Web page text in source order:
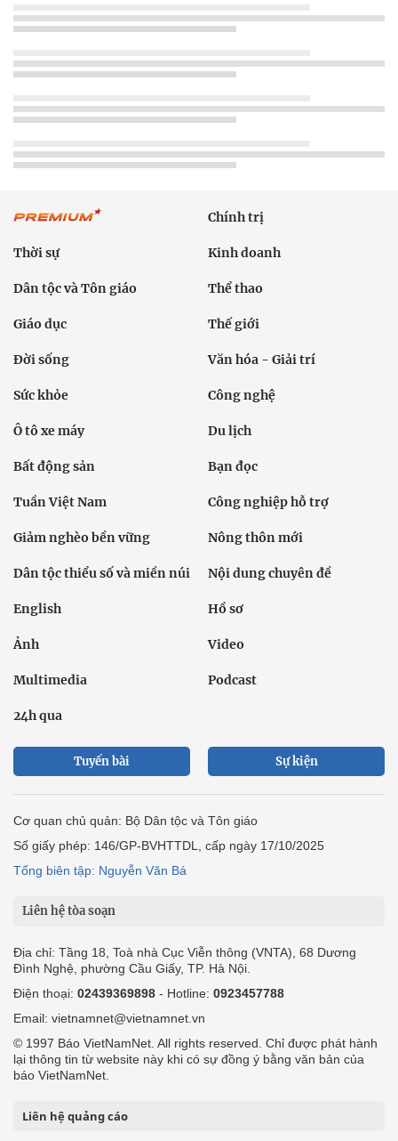
Chính trị
Thời sự Kinh doanh
Dân tộc và Tôn giáo Thể thao
Giáo dục Thế giới
Đời sống Văn hóa - Giải trí
Sức khỏe Công nghệ
Ô tô xe máy Du lịch
Bất động sản Bạn đọc
Tuần Việt Nam Công nghiệp hỗ trợ
Giảm nghèo bền vững Nông thôn mới
Dân tộc thiểu số và miền núi Nội dung chuyên đề
English Hồ sơ
Ảnh Video
Multimedia Podcast
24h qua
Tuyến bài Sự kiện
Cơ quan chủ quản: Bộ Dân tộc và Tôn giáo
Số giấy phép: 146/GP-BVHTTDL, cấp ngày 17/10/2025
Tổng biên tập: Nguyễn Văn Bá
Liên hệ tòa soạn
Địa chỉ: Tầng 18, Toà nhà Cục Viễn thông (VNTA), 68 Dương
Đình Nghệ, phường Cầu Giấy, TP. Hà Nội.
Điện thoại: 02439369898 - Hotline: 0923457788
Email: vietnamnet@vietnamnet.vn
© 1997 Báo VietNamNet. All rights reserved. Chỉ được phát hành
lại thông tin từ website này khi có sự đồng ý bằng văn bản của
báo VietNamNet.
Liên hệ quảng cáo